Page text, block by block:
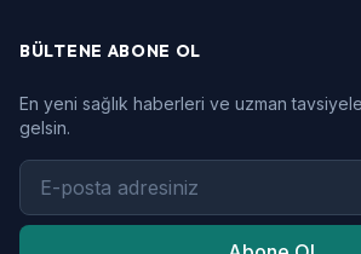
BÜLTENE ABONE OL
En yeni sağlık haberleri ve uzman
gelsin.